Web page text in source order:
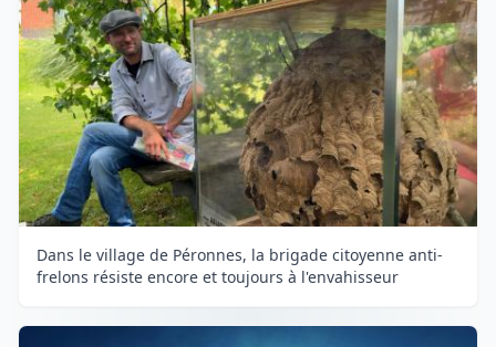
Dans le village de Péronnes, la brigade citoyenne anti-
frelons résiste encore et toujours à l'envahisseur